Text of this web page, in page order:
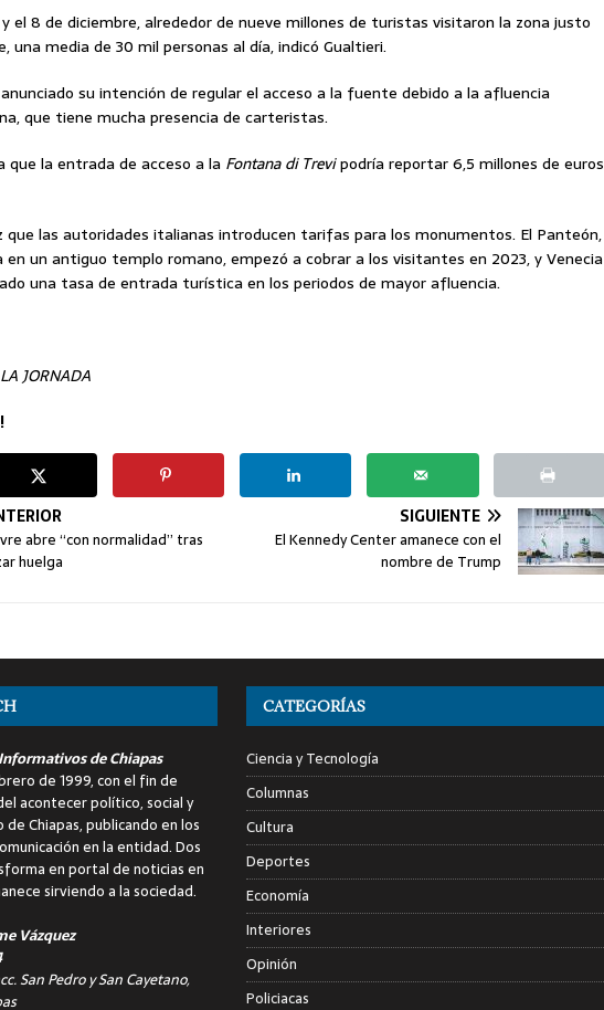
y el 8 de diciembre, alrededor de nueve millones de turistas visitaron la zona justo
una media de 30 mil personas al día, indicó Gualtieri.
su intención de regular el acceso a la fuente debido a la afluencia
que tiene mucha presencia de carteristas.
que la entrada de acceso a la Fontana di Trevipodría reportar 6,5 millones de euros
que las autoridades italianas introducen tarifas para los monumentos. El Panteón,
en un antiguo templo romano, empezó a cobrar a los visitantes en 2023, y Venecia
una tasa de entrada turística en los periodos de mayor afluencia.
JORNADA
abre “con normalidad” tras
huelga
SIGUIENTE
El Kennedy Center amanece con el
nombre de Trump
de Chiapas
de 1999, con el fin de
acontecer político, social y
Chiapas, publicando en los
en la entidad. Dos
en portal de noticias en
sirviendo a la sociedad.
Vázquez
San Pedro y San Cayetano,
CATEGORÍAS
Ciencia y Tecnología
Columnas
Cultura
Deportes
Economía
Interiores
Opinión
Policiacas